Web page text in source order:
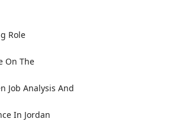
Role
On The
Job Analysis And
In Jordan